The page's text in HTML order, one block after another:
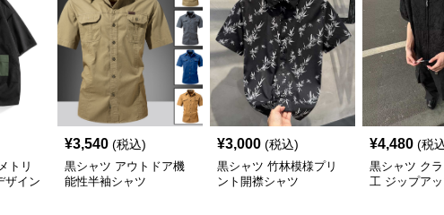
トリ
ザイン
¥3,540 (税込)
黒シャツ アウトドア機
能性半袖シャツ
¥3,000 (税込)
黒シャツ 竹林模様プリ
ント開襟シャツ
¥4,480 (税
黒シャツ ク
工 ジップア